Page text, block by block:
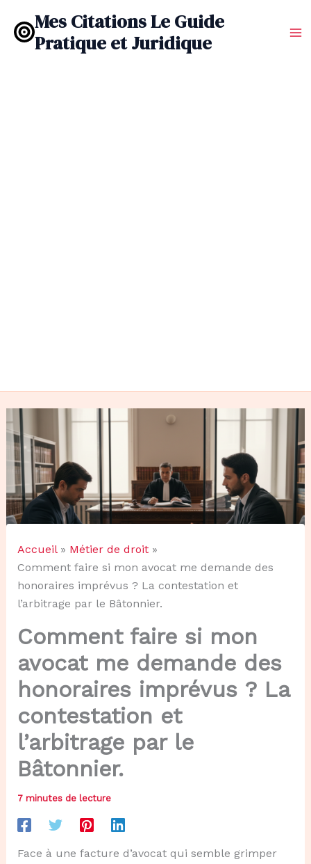
contenu
Mes Citations Le Guide
Pratique et Juridique
Accueil
Métier de droit
Comment faire si mon avocat me demande des
honoraires imprévus ? La contestation et
l’arbitrage par le Bâtonnier.
Comment faire si mon
avocat me demande des
honoraires imprévus ? La
contestation et
l’arbitrage par le
Bâtonnier.
7 minutes de lecture
Face à une facture d’avocat qui semble grimper